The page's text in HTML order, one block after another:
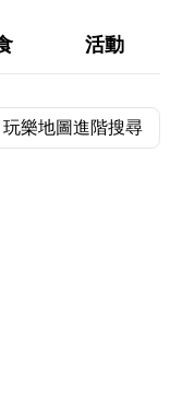
活動
玩樂地圖進階搜尋